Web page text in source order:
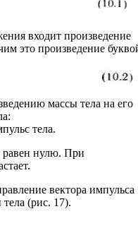
входит произведение
это произведение
массы тела на его
равен нулю. При
вектора импульса
тела (рис. 17).